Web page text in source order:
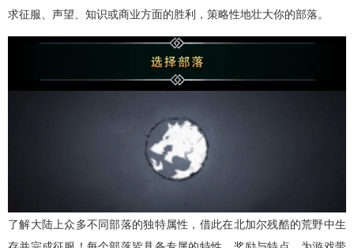
求征服、声望、知识或商业方面的胜利，策略性地壮大你的部落。
了解大陆上众多不同部落的独特属性，借此在北加尔残酷的荒野中生